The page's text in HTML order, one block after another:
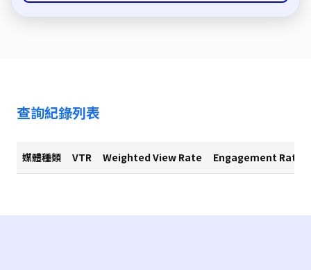
查詢紀錄列表
媒體種類 VTR Weighted View Rate Engagement Rate